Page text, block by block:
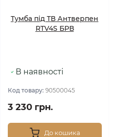
Тумба під ТВ Антверпен
RTV4S БРВ
В наявності
Код товару: 90500045
3 230 грн.
До кошика